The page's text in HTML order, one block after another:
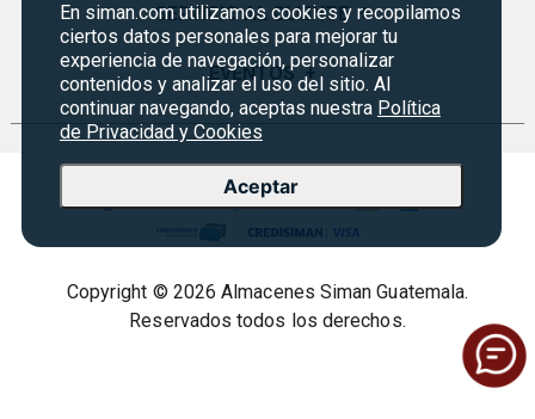
En siman.com utilizamos cookies y recopilamos
ciertos datos personales para mejorar tu
experiencia de navegación, personalizar
contenidos y analizar el uso del sitio. Al
continuar navegando, aceptas nuestra Política
de Privacidad y Cookies
Aceptar
Historia
Sucursales
Servicios
Empleos Siman
Monedero
Certificados de Regalo
Siman PRO
Credisiman
SERVICIO AL CLIENTE +
Preguntas Frecuentes
Política de devoluciones y garantías
Seguridad del sitio
Política de Privacidad
Términos legales
EVENTOS +
Rebajas
Copyright © 2026 Almacenes Siman Guatemala.
Reservados todos los derechos.